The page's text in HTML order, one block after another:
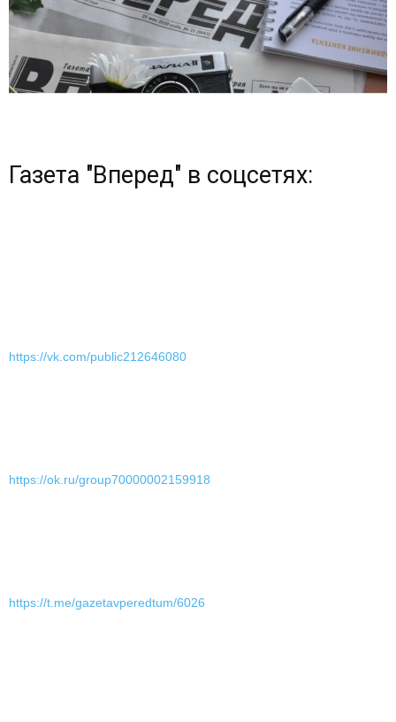
Газета "Вперед" в соцсетях:
https://vk.com/public212646080
https://ok.ru/group70000002159918
https://t.me/gazetavperedtum/6026